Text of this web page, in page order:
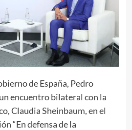
de España, Pedro
encuentro bilateral con la
Claudia Sheinbaum, en el
“En defensa de la